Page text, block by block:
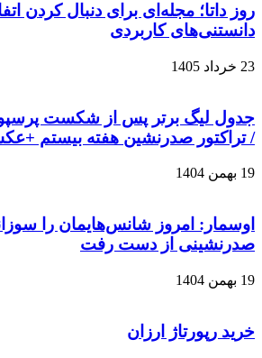
روز داتا؛ مجله‌ای برای دنبال کردن
دانستنی‌های کاربردی
23 خرداد 1405
جدول لیگ برتر پس از شکست
/ تراکتور صدرنشین هفته بیستم
19 بهمن 1404
اوسمار: امروز شانس‌هایمان را
صدرنشینی از دست رفت
19 بهمن 1404
خرید رپورتاژ ارزان